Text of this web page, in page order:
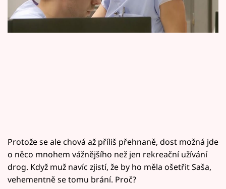
Sledujte nás
Protože se ale chová až příliš přehnaně, dost možná jde
o něco mnohem vážnějšího než jen rekreační užívání
drog. Když muž navíc zjistí, že by ho měla ošetřit Saša,
vehementně se tomu brání. Proč?